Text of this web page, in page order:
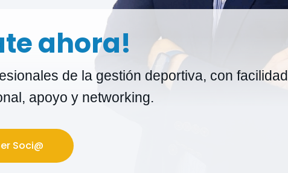
ahora!
de la gestión deportiva, con facilidad
apoyo y networking.
Soci@